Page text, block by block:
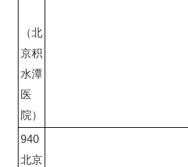
（北
京积
水潭
医
院）
940
北京